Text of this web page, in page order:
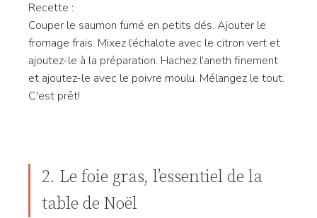
Recette :
Couper le saumon fumé en petits dés. Ajouter le
fromage frais. Mixez l’échalote avec le citron vert et
ajoutez-le à la préparation. Hachez l’aneth finement
et ajoutez-le avec le poivre moulu. Mélangez le tout.
C'est prêt!
2. Le foie gras, l’essentiel de la
table de Noël